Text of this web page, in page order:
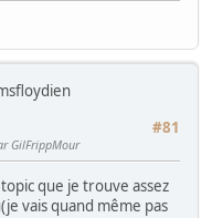
#81
GilFrippMour
que je trouve assez
vais quand même pas